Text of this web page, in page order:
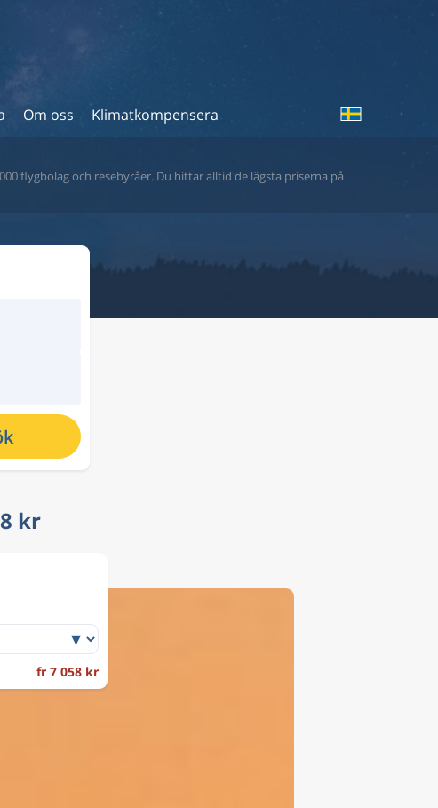
Om oss Klimatkompensera
flygbolag och resebyråer. Du hittar alltid de lägsta priserna på
kr
fr 7 058 kr